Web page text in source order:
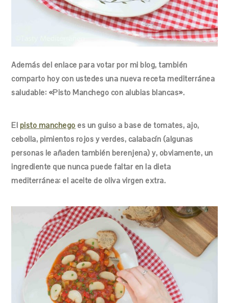
Además del enlace para votar por mi blog, también
comparto hoy con ustedes una nueva receta mediterránea
saludable: «Pisto Manchego con alubias blancas».
El pisto manchego es un guiso a base de tomates, ajo,
cebolla, pimientos rojos y verdes, calabacín (algunas
personas le añaden también berenjena) y, obviamente, un
ingrediente que nunca puede faltar en la dieta
mediterránea: el aceite de oliva virgen extra.